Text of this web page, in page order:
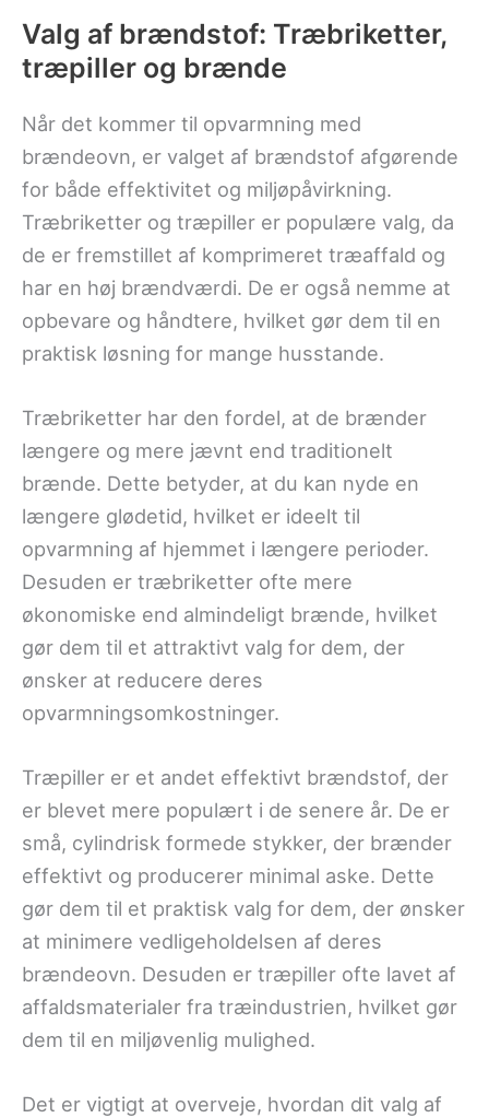
Valg af brændstof: Træbriketter,
træpiller og brænde
Når det kommer til opvarmning med
brændeovn, er valget af brændstof afgørende
for både effektivitet og miljøpåvirkning.
Træbriketter og træpiller er populære valg, da
de er fremstillet af komprimeret træaffald og
har en høj brændværdi. De er også nemme at
opbevare og håndtere, hvilket gør dem til en
praktisk løsning for mange husstande.
Træbriketter har den fordel, at de brænder
længere og mere jævnt end traditionelt
brænde. Dette betyder, at du kan nyde en
længere glødetid, hvilket er ideelt til
opvarmning af hjemmet i længere perioder.
Desuden er træbriketter ofte mere
økonomiske end almindeligt brænde, hvilket
gør dem til et attraktivt valg for dem, der
ønsker at reducere deres
opvarmningsomkostninger.
Træpiller er et andet effektivt brændstof, der
er blevet mere populært i de senere år. De er
små, cylindrisk formede stykker, der brænder
effektivt og producerer minimal aske. Dette
gør dem til et praktisk valg for dem, der ønsker
at minimere vedligeholdelsen af deres
brændeovn. Desuden er træpiller ofte lavet af
affaldsmaterialer fra træindustrien, hvilket gør
dem til en miljøvenlig mulighed.
Det er vigtigt at overveje, hvordan dit valg af